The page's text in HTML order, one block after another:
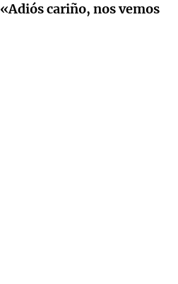
«Adiós cariño, nos vemos